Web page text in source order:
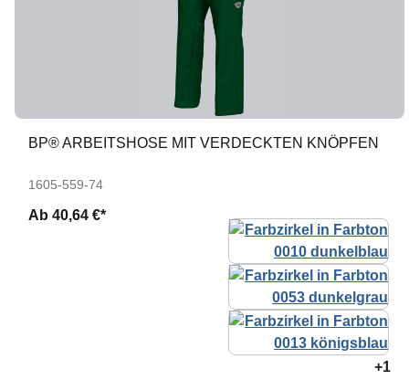
BP® ARBEITSHOSE MIT VERDECKTEN KNÖPFEN
1605-559-74
Ab 40,64 €*
+1